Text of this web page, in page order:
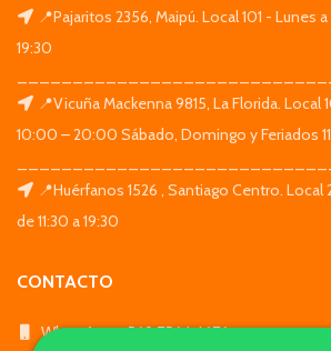
📍Pajaritos 2356, Maipú. Local 101 - Lunes
19:30
📍Vicuña Mackenna 9815, La Florida. Local
10:00 – 20:00 Sábado, Domingo y Feriados
📍Huérfanos 1526 , Santiago Centro.
de 11:30 a 19:30
CONTACTO
WhatsApp: +569 7564 4676